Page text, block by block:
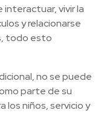
vivir la
y relacionarse
todo esto
no se puede
parte de su
niños, servicio y